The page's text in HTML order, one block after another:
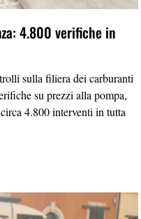
4.800 verifiche in
sulla filiera dei carburanti
su prezzi alla pompa,
4.800 interventi in tutta